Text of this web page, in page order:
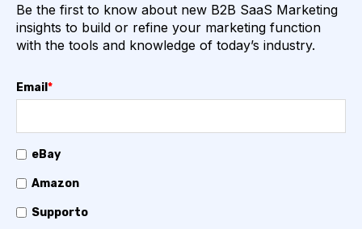
Be the first to know about new B2B SaaS Marketing
insights to build or refine your marketing function
with the tools and knowledge of today’s industry.
Email *
eBay
Amazon
Supporto